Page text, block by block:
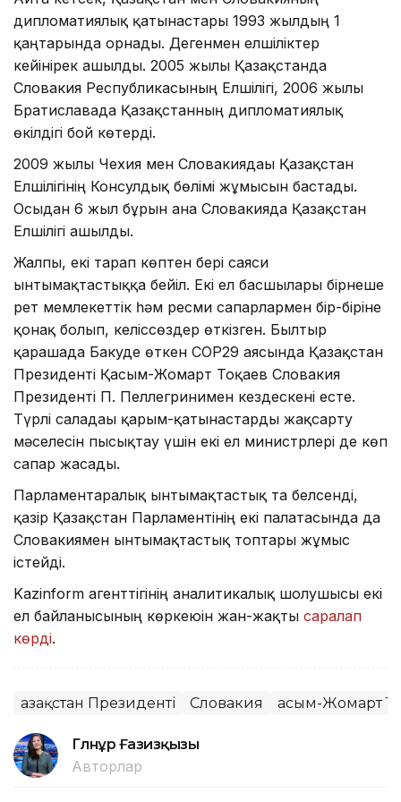
дипломатиялық қатынастары 1993 жылдың 1
қаңтарында орнады. Дегенмен елшіліктер
кейінірек ашылды. 2005 жылы Қазақстанда
Словакия Республикасының Елшілігі, 2006 жылы
Братиславада Қазақстанның дипломатиялық
өкілдігі бой көтерді.
2009 жылы Чехия мен Словакиядағы Қазақстан
Елшілігінің Консулдық бөлімі жұмысын бастады.
Осыдан 6 жыл бұрын ғана Словакияда Қазақстан
Елшілігі ашылды.
Жалпы, екі тарап көптен бері саяси
ынтымақтастыққа бейіл. Екі ел басшылары бірнеше
рет мемлекеттік һәм ресми сапарлармен бір-біріне
қонақ болып, келіссөздер өткізген. Былтыр
қарашада Бакуде өткен COP29 аясында Қазақстан
Президенті Қасым-Жомарт Тоқаев Словакия
Президенті П. Пеллегринимен кездескені есте.
Түрлі саладағы қарым-қатынастарды жақсарту
мәселесін пысықтау үшін екі ел министрлері де көп
сапар жасады.
Парламентаралық ынтымақтастық та белсенді,
қазір Қазақстан Парламентінің екі палатасында да
Словакиямен ынтымақтастық топтары жұмыс
істейді.
Kazinform агенттігінің аналитикалық шолушысы екі
ел байланысының көркеюін жан-жақты саралап
көрді.
Қазақстан Президенті Словакия Қасым-Жомарт
Гүлнұр Ғазизқызы
Авторлар